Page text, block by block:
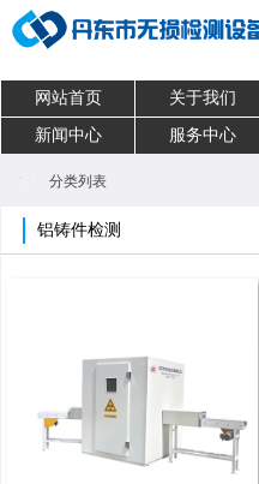
网站首页 关于我们
新闻中心 服务中心
分类列表
铝铸件检测